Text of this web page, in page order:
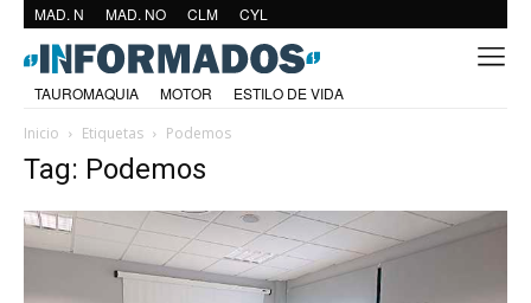
MAD. N MAD. NO CLM CYL
TAUROMAQUIA MOTOR
ESTILO DE VIDA
Inicio
Etiquetas Podemos
Tag: Podemos